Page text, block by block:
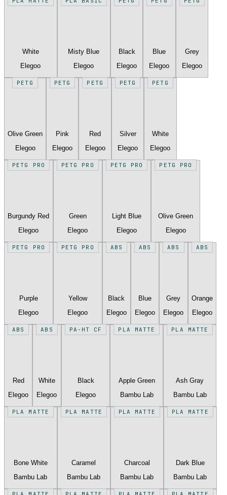
White
Elegoo
Misty Blue
Elegoo
Black
Elegoo
Blue
Elegoo
Grey
Elegoo
PETG
Olive Green
Elegoo
PETG
Pink
Elegoo
PETG
Red
Elegoo
PETG
Silver
Elegoo
PETG
White
Elegoo
PETG PRO
Burgundy Red
Elegoo
PETG PRO
Green
Elegoo
PETG PRO
Light Blue
Elegoo
PETG PRO
Olive Green
Elegoo
PETG PRO
Purple
Elegoo
PETG PRO
Yellow
Elegoo
ABS
Black
Elegoo
ABS
Blue
Elegoo
ABS
Grey
Elegoo
ABS
Orange
Elegoo
ABS
Red
Elegoo
ABS
White
Elegoo
PA-HT CF
Black
Elegoo
PLA MATTE
Apple Green
Bambu Lab
PLA MATTE
Ash Gray
Bambu Lab
PLA MATTE
Bone White
Bambu Lab
PLA MATTE
Caramel
Bambu Lab
PLA MATTE
Charcoal
Bambu Lab
PLA MATTE
Dark Blue
Bambu Lab